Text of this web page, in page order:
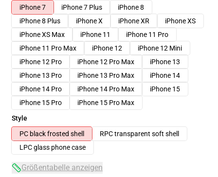
iPhone 7
iPhone 7 Plus
iPhone 8
iPhone 8 Plus
iPhone X iPhone XR
iPhone XS
iPhone XS Max
iPhone 11
iPhone 11 Pro
iPhone 11 Pro Max
iPhone 12
iPhone 12 Mini
iPhone 12 Pro
iPhone 12 Pro Max
iPhone 13
iPhone 13 Pro
iPhone 13 Pro Max
iPhone 14
iPhone 14 Pro
iPhone 14 Pro Max
iPhone 15
iPhone 15 Pro
iPhone 15 Pro Max
Style
PC black frosted shell
RPC transparent soft shell
LPC glass phone case
Größentabelle anzeigen